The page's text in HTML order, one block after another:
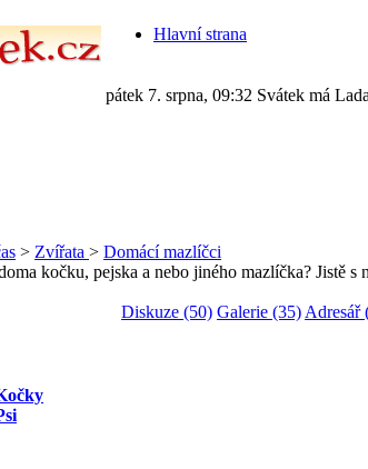
Hlavní strana
pátek 7. srpna, 09:32 Svátek má Lada
> Zvířata > Domácí mazlíčci
kočku, pejska a nebo jiného mazlíčka? Jistě s
Diskuze (50) Galerie (35) Adresář